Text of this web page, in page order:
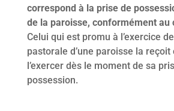
correspond à la prise de
de la paroisse, conformément au
Celui qui est promu à l’exercice
pastorale d’une paroisse la reçoit
l’exercer dès le moment de sa
possession.